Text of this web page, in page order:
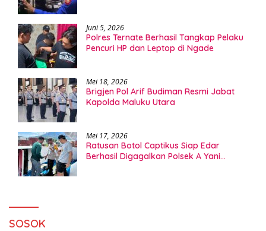
Juni 5, 2026
Polres Ternate Berhasil Tangkap Pelaku
Pencuri HP dan Leptop di Ngade
Mei 18, 2026
Brigjen Pol Arif Budiman Resmi Jabat
Kapolda Maluku Utara
Mei 17, 2026
Ratusan Botol Captikus Siap Edar
Berhasil Digagalkan Polsek A Yani
SOSOK